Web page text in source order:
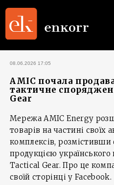
08.06.2026 17:05
AMIC почала
тактичне
Gear
Мережа AMIC Energy
товарів на частині своїх
комплексів,
продукцією
Tactical Gear. Про це
своїй сторінці у Facebook.